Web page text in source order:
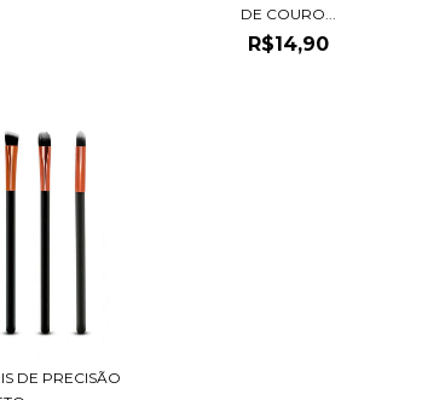
DE COURO...
R$14,90
DE PRECISÃO